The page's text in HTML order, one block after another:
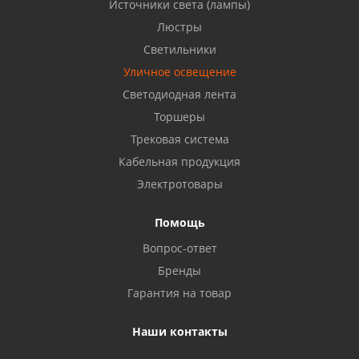
Бузулук, ул. Октябрьская, 24
Балаково, ул. Комарова, 55
Октябрьский, ул. Свердлова, 28
Азнакаево, ул. Булгар, 2. ТЦ "Акчарлак"
Стерлитамак, ул. Вокзальная, 13
Источники света (лампы)
Люстры
Светильники
Уличное освещение
Светодиодная лента
Торшеры
Трековая система
Кабельная продукция
Электротовары
Помощь
Вопрос-ответ
Бренды
Гарантия на товар
Наши контакты